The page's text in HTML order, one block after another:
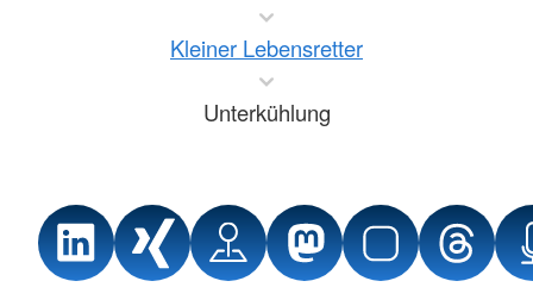
Kleiner Lebensretter
Unterkühlung